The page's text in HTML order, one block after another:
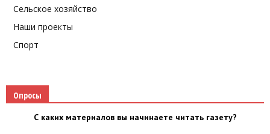
Сельское хозяйство
Наши проекты
Спорт
Опросы
С каких материалов вы начинаете читать газету?